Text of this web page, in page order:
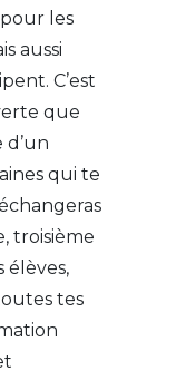
les
aussi
C’est
que
qui te
troisième
élèves,
tes